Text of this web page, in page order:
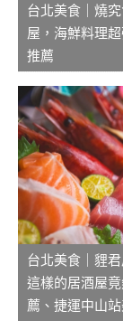
台北美食｜燒
屋，海鮮料理
推薦
台北美食｜貍
這樣的居酒屋
薦、捷運中山